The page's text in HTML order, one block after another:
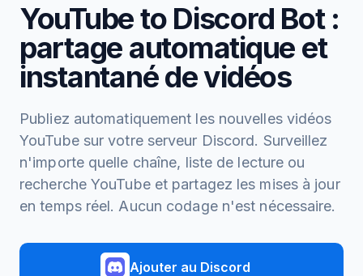
YouTube to Discord Bot :
partage automatique et
instantané de vidéos
Publiez automatiquement les nouvelles vidéos
YouTube sur votre serveur Discord. Surveillez
n'importe quelle chaîne, liste de lecture ou
recherche YouTube et partagez les mises à jour
en temps réel. Aucun codage n'est nécessaire.
Ajouter au Discord